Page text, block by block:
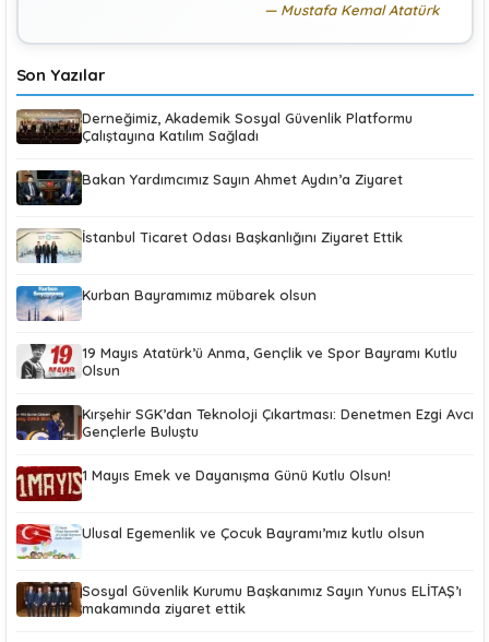
Mustafa Kemal Atatürk
Son Yazılar
Derneğimiz, Akademik Sosyal Güvenlik Platformu
Çalıştayına Katılım Sağladı
Bakan Yardımcımız Sayın Ahmet Aydın’a Ziyaret
İstanbul Ticaret Odası Başkanlığını Ziyaret Ettik
Kurban Bayramımız mübarek olsun
19 Mayıs Atatürk’ü Anma, Gençlik ve Spor Bayramı Kutlu
Olsun
Kırşehir SGK’dan Teknoloji Çıkartması: Denetmen Ezgi Avcı
Gençlerle Buluştu
1 Mayıs Emek ve Dayanışma Günü Kutlu Olsun!
Ulusal Egemenlik ve Çocuk Bayramı’mız kutlu olsun
Sosyal Güvenlik Kurumu Başkanımız Sayın Yunus ELİTAŞ’ı
makamında ziyaret ettik